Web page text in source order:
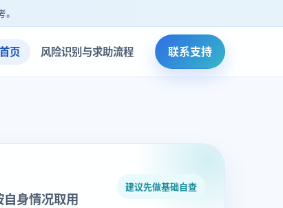
页 风险识别与求助流程 联系支持
身情况取用
建议先做基础自查